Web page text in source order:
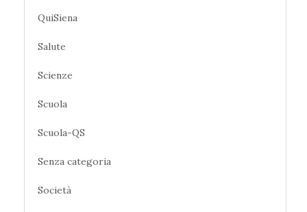
QuiSiena
Salute
Scienze
Scuola
Scuola-QS
Senza categoria
Società